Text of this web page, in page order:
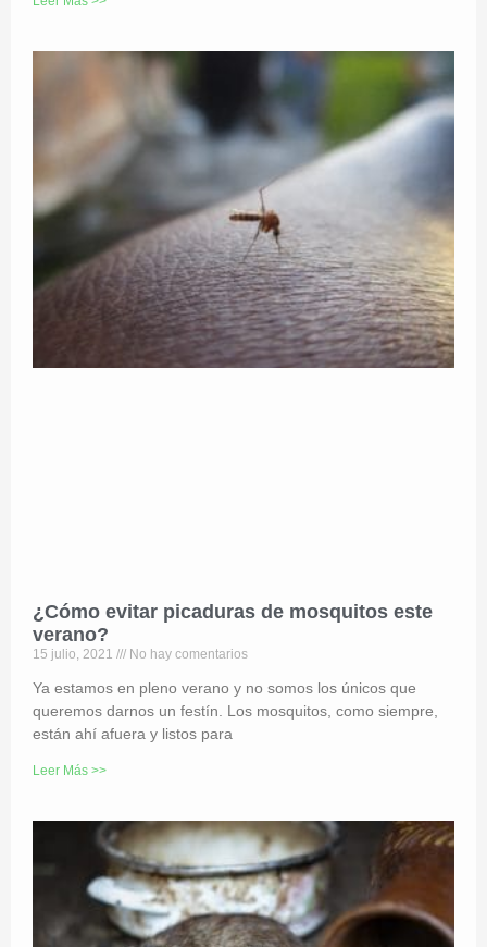
¿Cómo evitar picaduras de mosquitos este
verano?
15 julio, 2021 No hay comentarios
Ya estamos en pleno verano y no somos los únicos que
queremos darnos un festín. Los mosquitos, como siempre,
están ahí afuera y listos para
Leer Más >>